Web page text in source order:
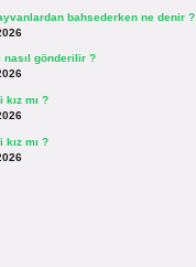
bahsederken ne denir ?
nasıl gönderilir ?
mı ?
mı ?